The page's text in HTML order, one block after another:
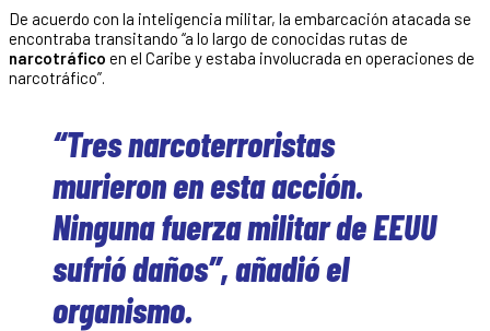
De acuerdo con la inteligencia militar, la embarcación atacada se
encontraba transitando “a lo largo de conocidas rutas de
narcotráfico en el Caribe y estaba involucrada en operaciones de
narcotráfico”.
“Tres narcoterroristas
murieron en esta acción.
Ninguna fuerza militar de EEUU
sufrió daños”, añadió el
organismo.